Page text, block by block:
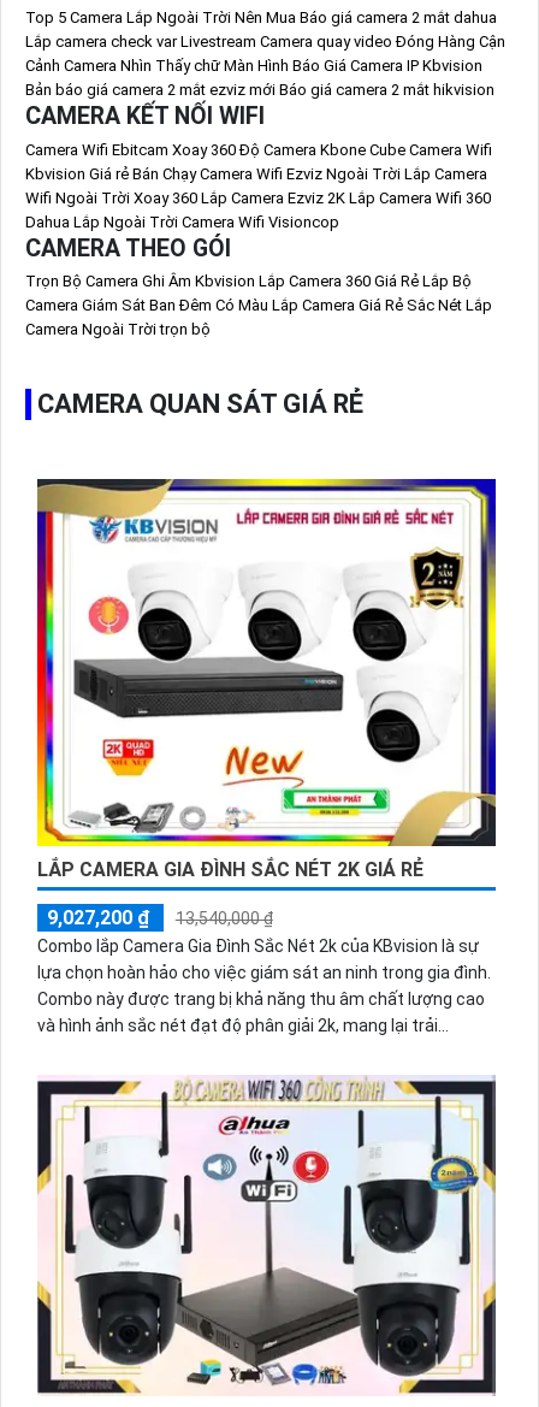
Top 5 Camera Lắp Ngoài Trời Nên Mua Báo giá camera 2 mắt dahua
Lắp camera check var Livestream Camera quay video Đóng Hàng Cận
Cảnh Camera Nhìn Thấy chữ Màn Hình Báo Giá Camera IP Kbvision
Bản báo giá camera 2 mắt ezviz mới Báo giá camera 2 mắt hikvision
CAMERA KẾT NỐI WIFI
Camera Wifi Ebitcam Xoay 360 Độ Camera Kbone Cube Camera Wifi
Kbvision Giá rẻ Bán Chạy Camera Wifi Ezviz Ngoài Trời Lắp Camera
Wifi Ngoài Trời Xoay 360 Lắp Camera Ezviz 2K Lắp Camera Wifi 360
Dahua Lắp Ngoài Trời Camera Wifi Visioncop
CAMERA THEO GÓI
Trọn Bộ Camera Ghi Âm Kbvision Lắp Camera 360 Giá Rẻ Lắp Bộ
Camera Giám Sát Ban Đêm Có Màu Lắp Camera Giá Rẻ Sắc Nét Lắp
Camera Ngoài Trời trọn bộ
CAMERA QUAN SÁT GIÁ RẺ
LẮP CAMERA GIA ĐÌNH SẮC NÉT 2K GIÁ RẺ
9,027,200 ₫
13,540,000 ₫
Combo lắp Camera Gia Đình Sắc Nét 2k của KBvision là sự
lựa chọn hoàn hảo cho việc giám sát an ninh trong gia đình.
Combo này được trang bị khả năng thu âm chất lượng cao
và hình ảnh sắc nét đạt độ phân giải 2k, mang lại trải